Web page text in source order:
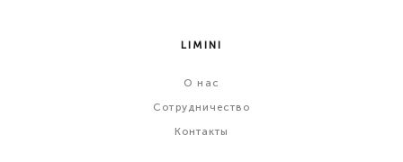
LIMINI
О нас
Сотрудничество
Контакты